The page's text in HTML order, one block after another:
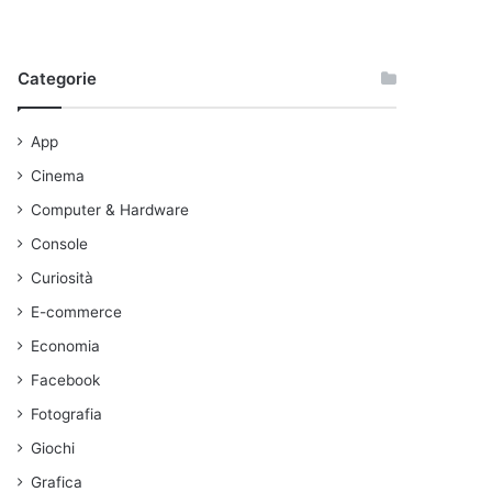
Categorie
App
Cinema
Computer & Hardware
Console
Curiosità
E-commerce
Economia
Facebook
Fotografia
Giochi
Grafica